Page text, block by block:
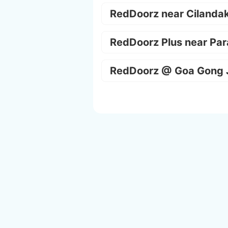
RedDoorz near
RedDoorz Plus near
RedDoorz @ Goa